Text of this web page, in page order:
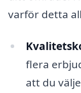
varför detta
flera
att du